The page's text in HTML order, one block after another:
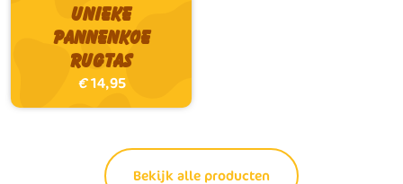
Unieke
Pannenkoe
Rugtas
€14,95
Bekijk alle producten